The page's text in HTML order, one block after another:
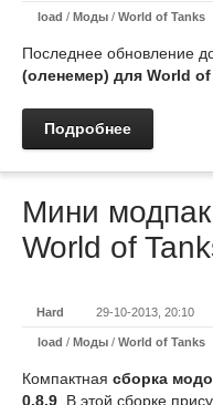
load / Моды / World of Tanks
Последнее обновление
(оленемер) для World
Подробнее
Мини
World of
Hard 29-10-2013, 20:10
load / Моды / World of Tanks
Компактная сборка
0.8.9 . В этой сборке